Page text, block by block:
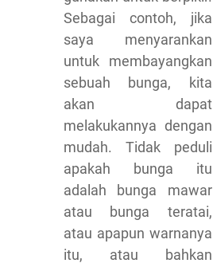
Sebagai contoh, jika
saya menyarankan
untuk membayangkan
sebuah bunga, kita
akan dapat
melakukannya dengan
mudah. Tidak peduli
apakah bunga itu
adalah bunga mawar
atau bunga teratai,
atau apapun warnanya
itu, atau bahkan